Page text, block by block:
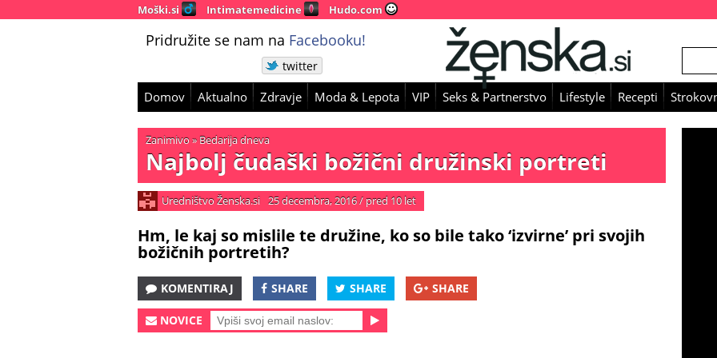
Moški.si Intimatemedicine Hudo.com
Pridružite se nam na Facebooku!
twitter
Domov Aktualno Zdravje Moda & Lepota VIP Seks & Partnerstvo Lifestyle Recepti
Zanimivo» Bedarija dneva
Najbolj čudaški božični družinski portreti
Uredništvo Ženska.si 25 decembra, 2016/ pred 10 let
Hm, le kaj so mislile te družine, ko so bile tako ‘izvirne’ pri svojih
božičnih portretih?
KOMENTIRAJ SHARE SHARE SHARE
NOVICE